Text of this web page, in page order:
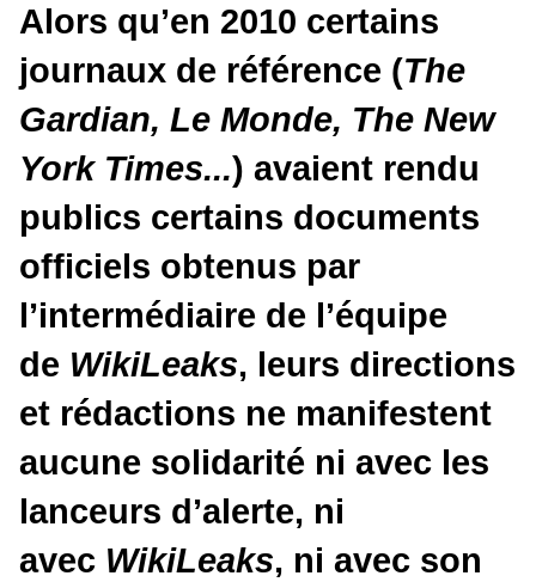
Alors qu’en 2010 certains
journaux de référence (The
Gardian, Le Monde, The New
York Times...) avaient rendu
publics certains documents
officiels obtenus par
l’intermédiaire de l’équipe
de WikiLeaks, leurs directions
et rédactions ne manifestent
aucune solidarité ni avec les
lanceurs d’alerte, ni
avec WikiLeaks, ni avec son